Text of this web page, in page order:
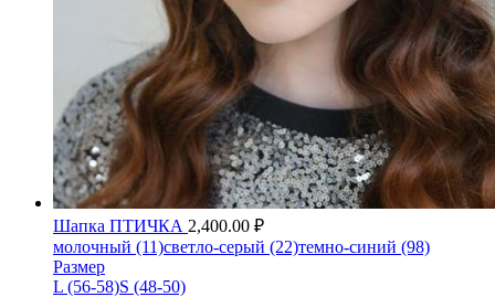
Шапка ПТИЧКА 2,400.00 ₽
молочный (11)светло-серый (22)темно-синий (98)
Размер
L (56-58)S (48-50)